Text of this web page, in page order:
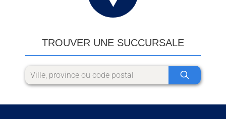
TROUVER UNE SUCCURSALE